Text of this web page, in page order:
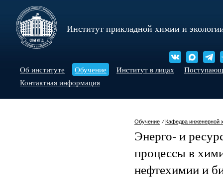
Институт прикладной химии и
Об институте Обучение Институт в лицах
Контактная информация
Обучение ⁄Кафедра инженерной
Энерго- и
процессы в
нефтехимии и